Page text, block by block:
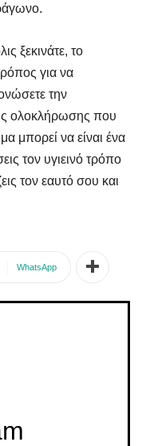
ξεκινάτε, το
για να
την
ολοκλήρωσης που
μπορεί να είναι ένα
τον υγιεινό τρόπο
τον εαυτό σου και
WhatsApp